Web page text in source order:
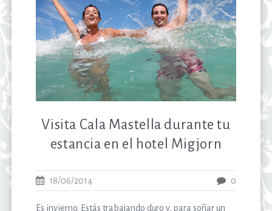
Visita Cala Mastella durante tu
estancia en el hotel Migjorn
18/06/2014 0
Es invierno. Estás trabajando duro y, para soñar un